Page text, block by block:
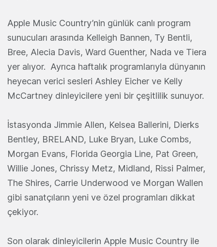
Apple Music Country’nin günlük canlı program
sunucuları arasında Kelleigh Bannen, Ty Bentli,
Bree, Alecia Davis, Ward Guenther, Nada ve Tiera
yer alıyor. Ayrıca haftalık programlarıyla dünyanın
heyecan verici sesleri Ashley Eicher ve Kelly
McCartney dinleyicilere yeni bir çeşitlilik sunuyor.
İstasyonda Jimmie Allen, Kelsea Ballerini, Dierks
Bentley, BRELAND, Luke Bryan, Luke Combs,
Morgan Evans, Florida Georgia Line, Pat Green,
Willie Jones, Chrissy Metz, Midland, Rissi Palmer,
The Shires, Carrie Underwood ve Morgan Wallen
gibi sanatçıların yeni ve özel programları dikkat
çekiyor.
Son olarak dinleyicilerin Apple Music Country ile